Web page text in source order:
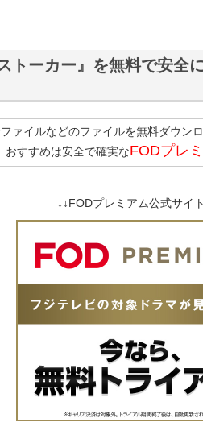
トーカー』を無料で安全
ァイルなどのファイルを無料ダウン
おすすめは安全で確実なFODプレ
↓↓FODプレミアム公式サイ